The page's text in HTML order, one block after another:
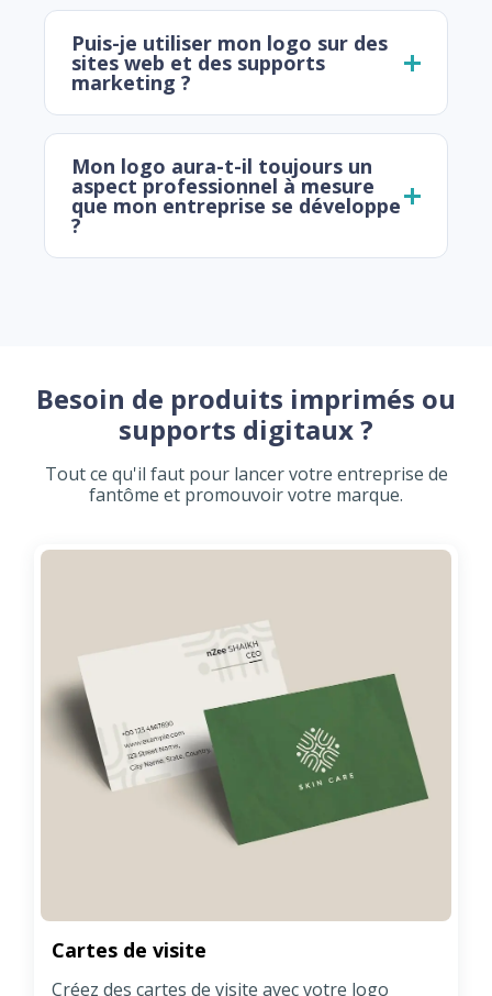
Puis-je utiliser mon logo sur des
sites web et des supports
marketing ?
Mon logo aura-t-il toujours un
aspect professionnel à mesure
que mon entreprise se développe
?
Besoin de produits imprimés ou
supports digitaux ?
Tout ce qu'il faut pour lancer votre entreprise de
fantôme et promouvoir votre marque.
Cartes de visite
Créez des cartes de visite avec votre logo